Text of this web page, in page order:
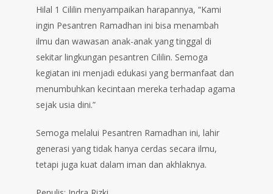
Hilal 1 Cililin menyampaikan harapannya, “Kami
ingin Pesantren Ramadhan ini bisa menambah
ilmu dan wawasan anak-anak yang tinggal di
sekitar lingkungan pesantren Cililin. Semoga
kegiatan ini menjadi edukasi yang bermanfaat dan
menumbuhkan kecintaan mereka terhadap agama
sejak usia dini.”
Semoga melalui Pesantren Ramadhan ini, lahir
generasi yang tidak hanya cerdas secara ilmu,
tetapi juga kuat dalam iman dan akhlaknya.